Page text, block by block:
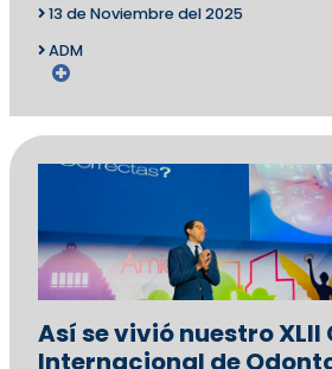
13 de Noviembre del 2025
ADM
Así se vivió nuestro XLII
Internacional de